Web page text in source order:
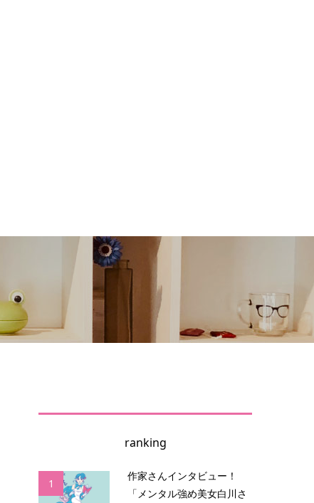
ranking
1
作家さんインタビュー！
「メンタル強め美女白川さ